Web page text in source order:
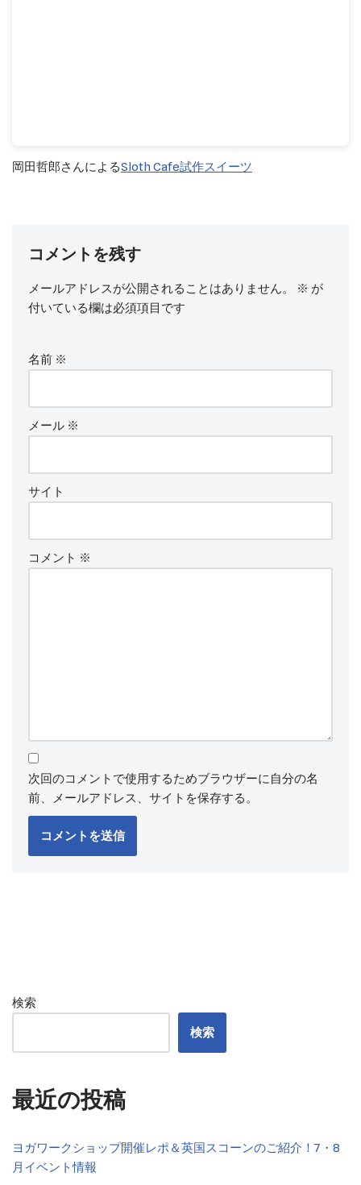
岡田哲郎さんによるSloth Cafe試作スイーツ
コメントを残す
メールアドレスが公開されることはありません。 ※ が
付いている欄は必須項目です
名前 ※
メール ※
サイト
コメント ※
次回のコメントで使用するためブラウザーに自分の名
前、メールアドレス、サイトを保存する。
検索
検索
最近の投稿
ヨガワークショップ開催レポ＆英国スコーンのご紹介！7・8
月イベント情報